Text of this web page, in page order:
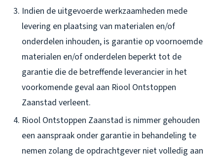
Indien de uitgevoerde werkzaamheden mede
levering en plaatsing van materialen en/of
onderdelen inhouden, is garantie op voornoemde
materialen en/of onderdelen beperkt tot de
garantie die de betreffende leverancier in het
voorkomende geval aan Riool Ontstoppen
Zaanstad verleent.
Riool Ontstoppen Zaanstad is nimmer gehouden
een aanspraak onder garantie in behandeling te
nemen zolang de opdrachtgever niet volledig aan